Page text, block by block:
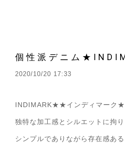
個性派デニム
2020/10/20 17:33
INDIMARK★★インディマーク
独特な加工感とシルエットに拘り
シンプルでありながら存在感ある